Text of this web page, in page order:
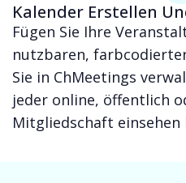
Kalender Erstellen
Fügen Sie Ihre
nutzbaren,
Sie in ChMeetings
jeder online, öffentlich
Mitgliedschaft einsehen